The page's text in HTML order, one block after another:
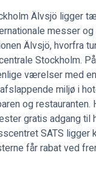
Älvsjö ligger
messer og
Älvsjö, hvorfra
Stockholm.
værelser med
miljø i
og restauranten.
gratis adgang til
SATS ligger
får rabat ved